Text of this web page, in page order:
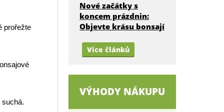
prořežte
Nové začátky s
koncem prázdnin:
Objevte krásu bonsají
Více článků
VÝHODY NÁKUPU